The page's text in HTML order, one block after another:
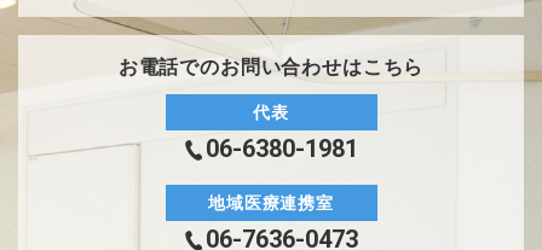
お電話でのお問い合わせはこちら
代表
06-6380-1981
地域医療連携室
06-7636-0473